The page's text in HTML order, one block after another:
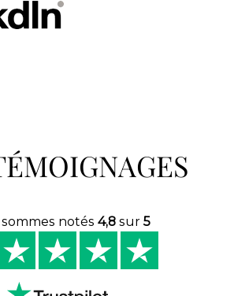
notés 4,8 sur 5